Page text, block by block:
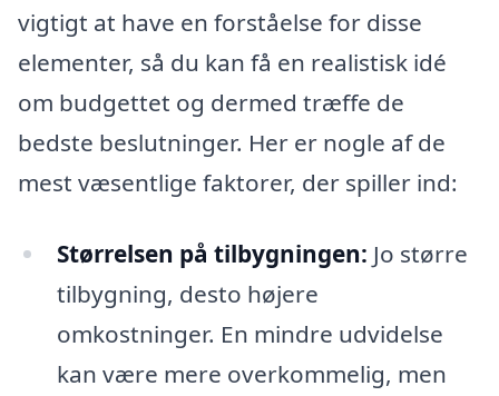
vigtigt at have en forståelse for disse
elementer, så du kan få en realistisk idé
om budgettet og dermed træffe de
bedste beslutninger. Her er nogle af de
mest væsentlige faktorer, der spiller ind:
Størrelsen på tilbygningen: Jo større
tilbygning, desto højere
omkostninger. En mindre udvidelse
kan være mere overkommelig, men